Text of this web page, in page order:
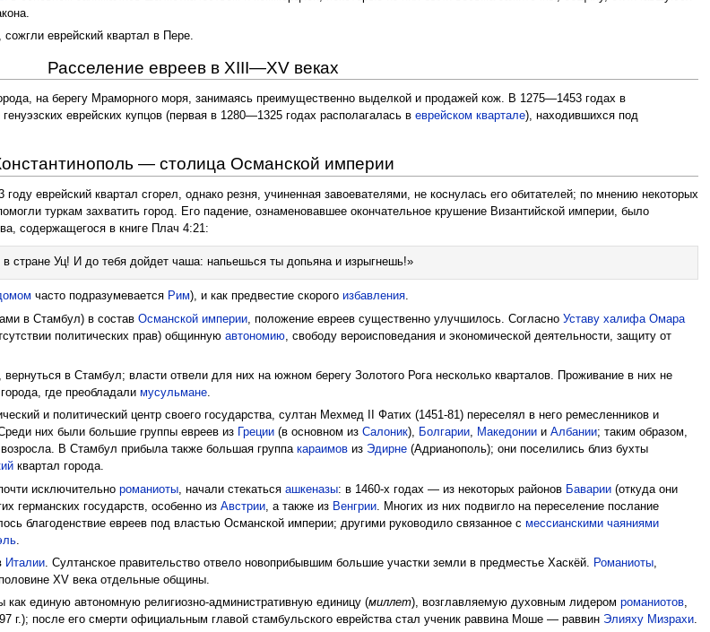
еврейский квартал в Пере.
Расселение евреев в XIII—XV веках
на берегу Мраморного моря, занимаясь преимущественно выделкой и продажей кож. В 1275—1453 годах в
еврейских купцов (первая в 1280—1325 годах располагалась веврейском квартале), находившихся под
— столица Османской империи
еврейский квартал сгорел, однако резня, учиненная завоевателями, не коснулась его обитателей; по мнению некоторых
туркам захватить город. Его падение, ознаменовавшее окончательное крушение Византийской империи, было
содержащегося в книге Плач 4:21:
стране Уц! И до тебя дойдет чаша: напьешься ты допьяна и изрыгнешь!»
часто подразумевается Рим), и как предвестие скорогоизбавления.
в Стамбул) в составОсманской империи , положение евреев существенно улучшилось. СогласноУставу халифа Омара
политических прав) общиннуюавтономию , свободу вероисповедания и экономической деятельности, защиту от
в Стамбул; власти отвели для них на южном берегу Золотого Рога несколько кварталов. Проживание в них не
где преобладалимусульмане.
и политический центр своего государства, султан Мехмед II Фатих (1451-81) переселял в него ремесленников и
них были большие группы евреев из
Греции (в основном изСалоник), Болгарии, Македонии иАлбании; таким образом,
В Стамбул прибыла также большая группакараимов из Эдирне (Адрианополь); они поселились близ бухты
квартал города.
исключительнороманиоты , начали стекатьсяашкеназы: в 1460-х годах — из некоторых районов Баварии (откуда они
германских государств, особенно изАвстрии , а также из Венгрии . Многих из них подвигло на переселение послание
благоденствие евреев под властью Османской империи; другими руководило связанное смессианскими чаяниями
Италии. Султанское правительство отвело новоприбывшим большие участки земли в предместье Хаскёй. Романиоты,
XV века отдельные общины.
единую автономную религиозно-административную единицу (миллет), возглавляемую духовным лидеромроманиотов,
после его смерти официальным главой стамбульского еврейства стал ученик раввина Моше — раввин Элияху Мизрахи.